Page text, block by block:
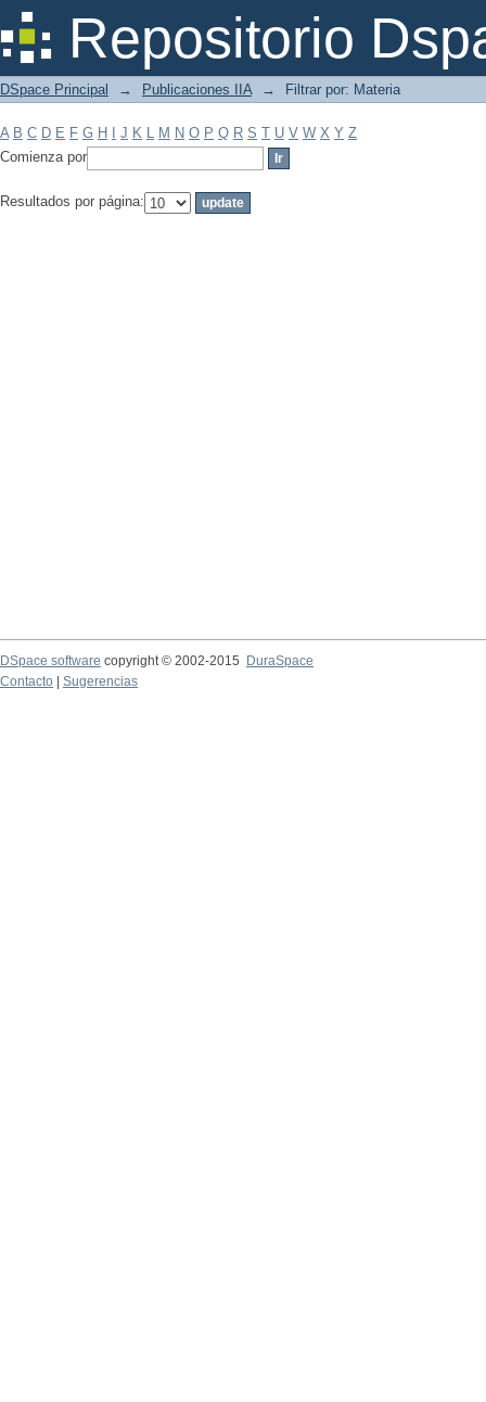
Repositorio
Filtrar por: Materia
DSpace Principal → Publicaciones IIA → Filtrar por: Materia
A B C D E F G H J K L M N O P Q R S T U V W X Y Z
Comienza por
Resultados por página:
DSpace software copyright © 2002-2015
DuraSpace
Contacto
Sugerencias